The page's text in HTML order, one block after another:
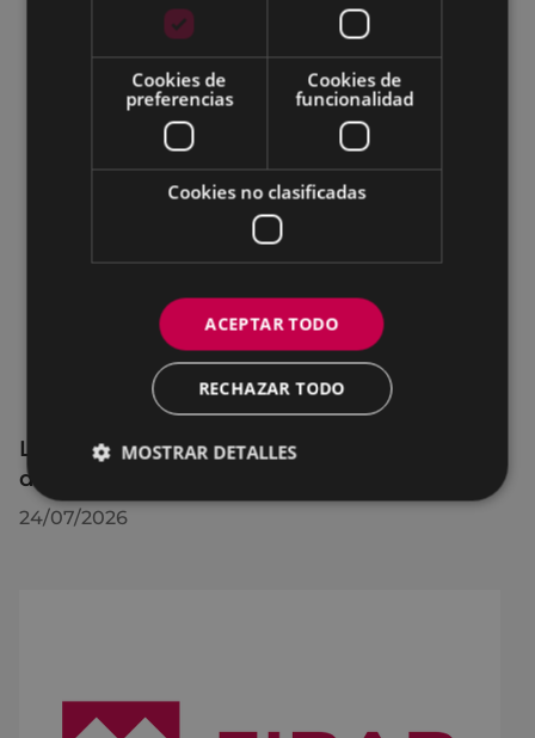
La OMIC permanecerá cerrada hasta el 24
de agosto
24/07/2026
Cookies de
preferencias
Cookies de
funcionalidad
Cookies no clasificadas
ACEPTAR TODO
RECHAZAR TODO
MOSTRAR DETALLES